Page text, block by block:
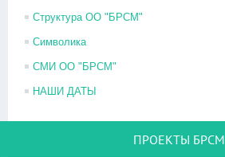
Структура ОО "БРСМ"
Символика
СМИ ОО "БРСМ"
НАШИ ДАТЫ
ПРОЕКТЫ БРСМ